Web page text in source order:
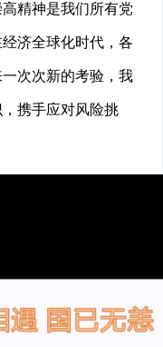
精神是我们所有党
济全球化时代，各
次次新的考验，我
携手应对风险挑